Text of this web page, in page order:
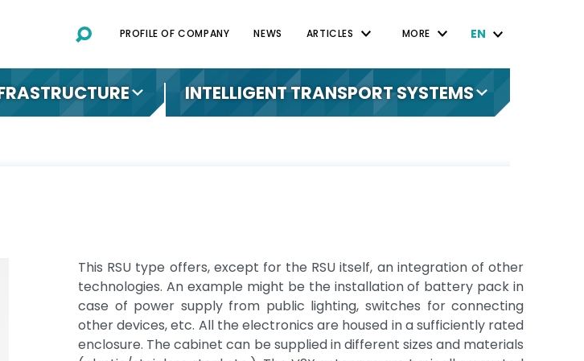
PROFILE OF COMPANY NEWS ARTICLES MORE EN
INTELLIGENT TRANSPORT SYSTEMS
This RSU type offers, except for the RSU itself, an integration of other
technologies. An example might be the installation of battery pack in
case of power supply from public lighting, switches for connecting
other devices, etc. All the electronics are housed in a sufficiently rated
enclosure. The cabinet can be supplied in different sizes and materials